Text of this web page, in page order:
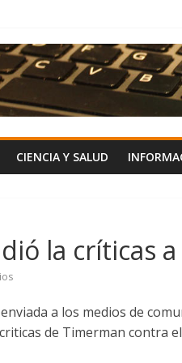
CIENCIA Y SALUD
la críticas
a los medios de
de Timerman contra